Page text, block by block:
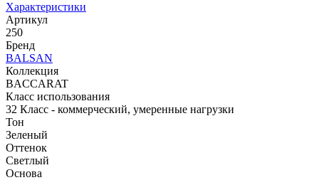
Характеристики
Артикул
250
Бренд
BALSAN
Коллекция
BACCARAT
Класс использования
32 Класс - коммерческий, умеренные нагрузки
Тон
Зеленый
Оттенок
Светлый
Основа